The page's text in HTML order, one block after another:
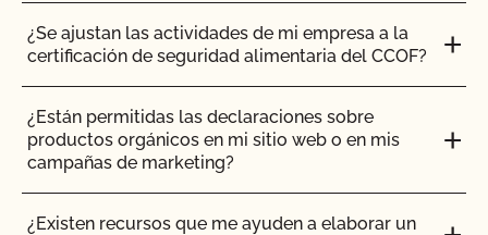
¿Se ajustan las actividades de mi empresa a la
certificación de seguridad alimentaria del CCOF?
¿Están permitidas las declaraciones sobre
productos orgánicos en mi sitio web o en mis
campañas de marketing?
¿Existen recursos que me ayuden a elaborar un
minorista local o a un minorista en línea?
¿Puedo obtener la certificación de mi cocina
comercial para que otros la utilicen para la
producción orgánica?
¿Puedo elaborar un producto orgánico certificado
en una instalación no certificada?